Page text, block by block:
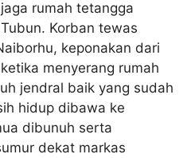
rumah tetangga
Korban tewas
keponakan dari
menyerang rumah
jendral baik yang sudah
hidup dibawa ke
dibunuh serta
dekat markas